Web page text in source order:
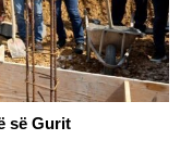
së Gurit